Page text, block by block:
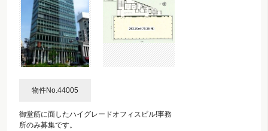
物件No.44005
御堂筋に面したハイグレードオフィスビル!事務
所のみ募集です。